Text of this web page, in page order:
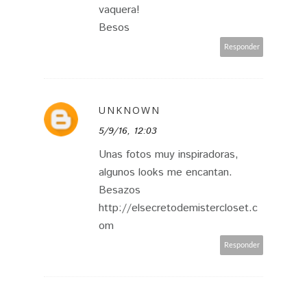
vaquera!
Besos
Responder
UNKNOWN
5/9/16, 12:03
Unas fotos muy inspiradoras,
algunos looks me encantan.
Besazos
http://elsecretodemistercloset.c
om
Responder